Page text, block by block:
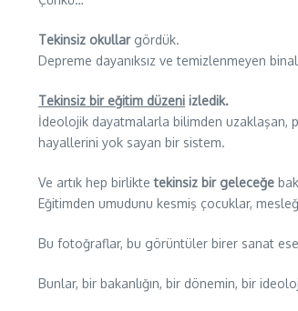
Tekinsiz okullargördük.
Depreme dayanıksız ve temizlenmeyen
Tekinsiz bir eğitim düzeni izledik.
İdeolojik dayatmalarla bilimden uzaklaşan,
hayallerini yok sayan bir sistem.
Ve artık hep birliktetekinsiz bir geleceğe
Eğitimden umudunu kesmiş çocuklar,
Bu fotoğraflar, bu görüntüler birer sanat
Bunlar, bir bakanlığın, bir dönemin, bir